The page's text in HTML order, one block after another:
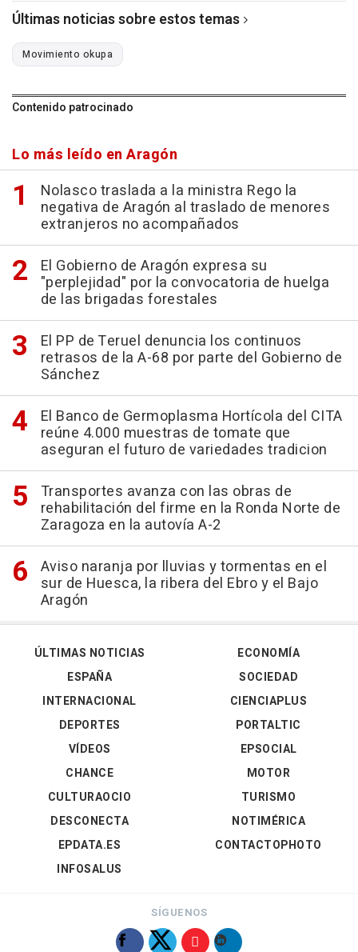
Últimas noticias sobre estos temas
Movimiento okupa
Contenido patrocinado
Lo más leído en Aragón
Nolasco traslada a la ministra Rego la
negativa de Aragón al traslado de menores
extranjeros no acompañados
El Gobierno de Aragón expresa su
"perplejidad" por la convocatoria de huelga
de las brigadas forestales
El PP de Teruel denuncia los continuos
retrasos de la A-68 por parte del Gobierno de
Sánchez
El Banco de Germoplasma Hortícola del CITA
reúne 4.000 muestras de tomate que
aseguran el futuro de variedades tradicion
Transportes avanza con las obras de
rehabilitación del firme en la Ronda Norte de
Zaragoza en la autovía A-2
Aviso naranja por lluvias y tormentas en el
sur de Huesca, la ribera del Ebro y el Bajo
Aragón
ÚLTIMAS NOTICIAS
ESPAÑA
INTERNACIONAL
DEPORTES
VÍDEOS
ECONOMÍA
SOCIEDAD
CIENCIAPLUS
PORTALTIC
EPSOCIAL
CHANCE
CULTURAOCIO
DESCONECTA
EPDATA.ES
INFOSALUS
MOTOR
TURISMO
NOTIMÉRICA
CONTACTOPHOTO
SÍGUENOS